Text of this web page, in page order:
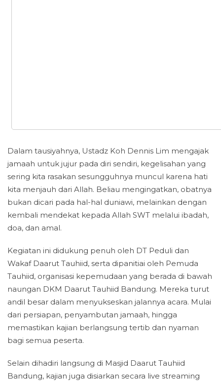
Dalam tausiyahnya, Ustadz Koh Dennis Lim mengajak
jamaah untuk jujur pada diri sendiri, kegelisahan yang
sering kita rasakan sesungguhnya muncul karena hati
kita menjauh dari Allah. Beliau mengingatkan, obatnya
bukan dicari pada hal-hal duniawi, melainkan dengan
kembali mendekat kepada Allah SWT melalui ibadah,
doa, dan amal.
Kegiatan ini didukung penuh oleh DT Peduli dan
Wakaf Daarut Tauhiid, serta dipanitiai oleh Pemuda
Tauhiid, organisasi kepemudaan yang berada di bawah
naungan DKM Daarut Tauhiid Bandung. Mereka turut
andil besar dalam menyukseskan jalannya acara. Mulai
dari persiapan, penyambutan jamaah, hingga
memastikan kajian berlangsung tertib dan nyaman
bagi semua peserta.
Selain dihadiri langsung di Masjid Daarut Tauhiid
Bandung, kajian juga disiarkan secara live streaming